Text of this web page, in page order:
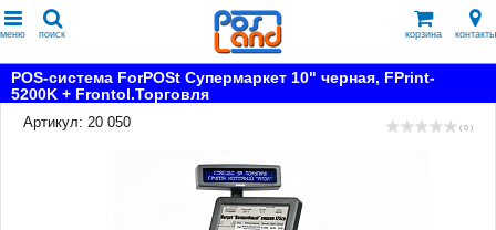
меню поиск корзина контакты
POS-система ForPOSt Супермаркет 10" черная, FPrint-
5200K + Frontol.Торговля
Артикул: 20 050
( 0 )